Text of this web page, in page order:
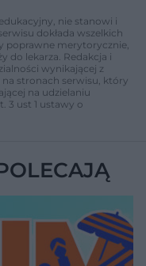
nie stanowi i
dokłada wszelkich
poprawne merytorycznie,
do lekarza. Redakcja i
wynikającej z
stronach serwisu, który
na udzielaniu
3 ust 1 ustawy o